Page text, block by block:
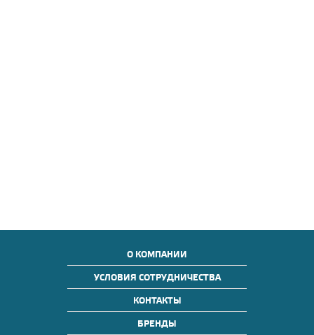
О КОМПАНИИ
УСЛОВИЯ СОТРУДНИЧЕСТВА
КОНТАКТЫ
БРЕНДЫ